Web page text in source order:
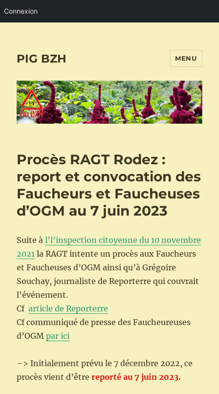
Connexion
PIG BZH MENU
Procès RAGT Rodez :
report et convocation des
Faucheurs et Faucheuses
d’OGM au 7 juin 2023
Suite àl’l’inspection citoyenne du 10 novembre
2021 la RAGT intente un procès aux Faucheurs
et Faucheuses d’OGM ainsi qu’à Grégoire
Souchay, journaliste de Reporterre qui couvrait
l’événement.
Cfarticle de Reporterre
Cf communiqué de presse des Faucheureuses
d’OGMpar ici
–> Initialement prévu le 7 décembre 2022, ce
procès vient d’êtrereporté au 7 juin 2023.